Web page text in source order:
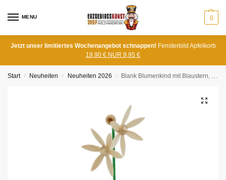
MENU 0
Jetzt unser limitiertes Wochenangebot schnappen! Fensterbild Apfelkorb
19,90 € NUR 9,95 €
Start / Neuheiten / Neuheiten 2026 / Blank Blumenkind mit Blaustern, natur